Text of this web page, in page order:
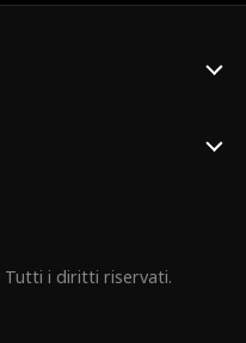
Tutti i diritti riservati.